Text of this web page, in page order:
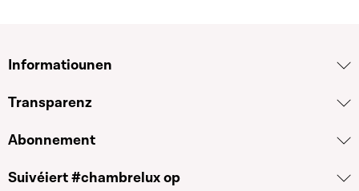
Informatiounen
Transparenz
Abonnement
Suivéiert #chambrelux op